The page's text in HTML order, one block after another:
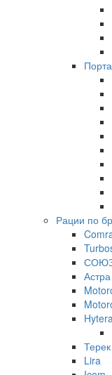
Рации по
Астра
Hytera
Терек
Lira